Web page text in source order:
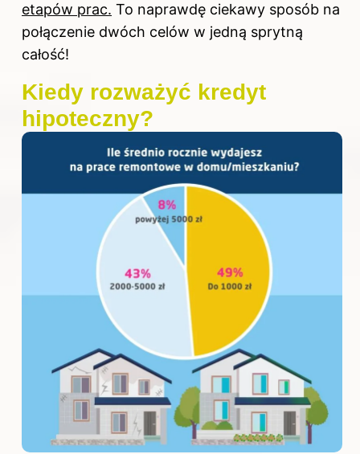
etapów prac. To naprawdę ciekawy sposób na
połączenie dwóch celów w jedną sprytną
całość!
Kiedy rozważyć kredyt
hipoteczny?